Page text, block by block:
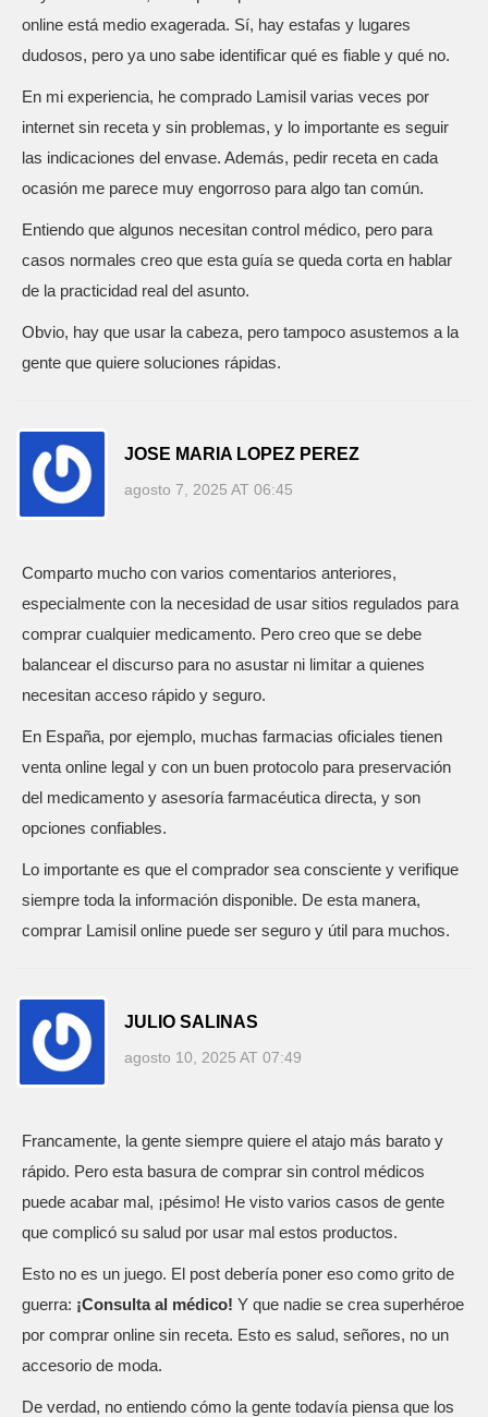
online está medio exagerada. Sí, hay estafas y lugares
dudosos, pero ya uno sabe identificar qué es fiable y qué no.
En mi experiencia, he comprado Lamisil varias veces por
internet sin receta y sin problemas, y lo importante es seguir
las indicaciones del envase. Además, pedir receta en cada
ocasión me parece muy engorroso para algo tan común.
Entiendo que algunos necesitan control médico, pero para
casos normales creo que esta guía se queda corta en hablar
de la practicidad real del asunto.
Obvio, hay que usar la cabeza, pero tampoco asustemos a la
gente que quiere soluciones rápidas.
JOSE MARIA LOPEZ PEREZ
agosto 7, 2025 AT 06:45
Comparto mucho con varios comentarios anteriores,
especialmente con la necesidad de usar sitios regulados para
comprar cualquier medicamento. Pero creo que se debe
balancear el discurso para no asustar ni limitar a quienes
necesitan acceso rápido y seguro.
En España, por ejemplo, muchas farmacias oficiales tienen
venta online legal y con un buen protocolo para preservación
del medicamento y asesoría farmacéutica directa, y son
opciones confiables.
Lo importante es que el comprador sea consciente y verifique
siempre toda la información disponible. De esta manera,
comprar Lamisil online puede ser seguro y útil para muchos.
JULIO SALINAS
agosto 10, 2025 AT 07:49
Francamente, la gente siempre quiere el atajo más barato y
rápido. Pero esta basura de comprar sin control médicos
puede acabar mal, ¡pésimo! He visto varios casos de gente
que complicó su salud por usar mal estos productos.
Esto no es un juego. El post debería poner eso como grito de
guerra: ¡Consulta al médico! Y que nadie se crea superhéroe
por comprar online sin receta. Esto es salud, señores, no un
accesorio de moda.
De verdad, no entiendo cómo la gente todavía piensa que los